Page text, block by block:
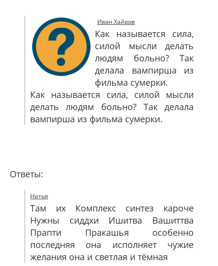
Иван Хайров
Как называется сила,
силой мысли делать
людям больно? Так
делала вампирша из
фильма сумерки.
Как называется сила, силой мысли
делать людям больно? Так делала
вампирша из фильма сумерки.
Ответы:
Нитья
Там их Комплекс синтез кароче
Нужны сиддхи Ишитва Вашиттва
Прапти Пракашья особенно
последняя она исполняет чужие
желания она и светлая и тёмная